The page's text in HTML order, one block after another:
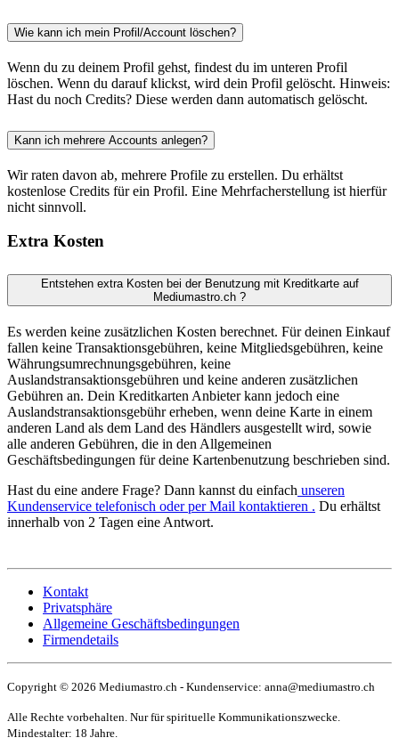
Wie kann ich mein Profil/Account löschen?
Wenn du zu deinem Profil gehst, findest du im unteren Profil
löschen. Wenn du darauf klickst, wird dein Profil gelöscht. Hinweis:
Hast du noch Credits? Diese werden dann automatisch gelöscht.
Kann ich mehrere Accounts anlegen?
Wir raten davon ab, mehrere Profile zu erstellen. Du erhältst
kostenlose Credits für ein Profil. Eine Mehrfacherstellung ist hierfür
nicht sinnvoll.
Extra Kosten
Entstehen extra Kosten bei der Benutzung mit Kreditkarte auf
Mediumastro.ch ?
Es werden keine zusätzlichen Kosten berechnet. Für deinen Einkauf
fallen keine Transaktionsgebühren, keine Mitgliedsgebühren, keine
Währungsumrechnungsgebühren, keine
Auslandstransaktionsgebühren und keine anderen zusätzlichen
Gebühren an. Dein Kreditkarten Anbieter kann jedoch eine
Auslandstransaktionsgebühr erheben, wenn deine Karte in einem
anderen Land als dem Land des Händlers ausgestellt wird, sowie
alle anderen Gebühren, die in den Allgemeinen
Geschäftsbedingungen für deine Kartenbenutzung beschrieben sind.
Hast du eine andere Frage? Dann kannst du einfach unseren
Kundenservice telefonisch oder per Mail kontaktieren . Du erhältst
innerhalb von 2 Tagen eine Antwort.
Kontakt
Privatsphäre
Allgemeine Geschäftsbedingungen
Firmendetails
Copyright © 2026 Mediumastro.ch - Kundenservice: anna@mediumastro.ch
Alle Rechte vorbehalten. Nur für spirituelle Kommunikationszwecke.
Mindestalter: 18 Jahre.